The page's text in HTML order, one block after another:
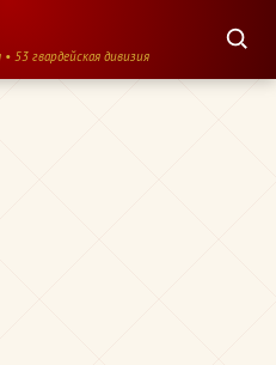
53 гвардейская дивизия